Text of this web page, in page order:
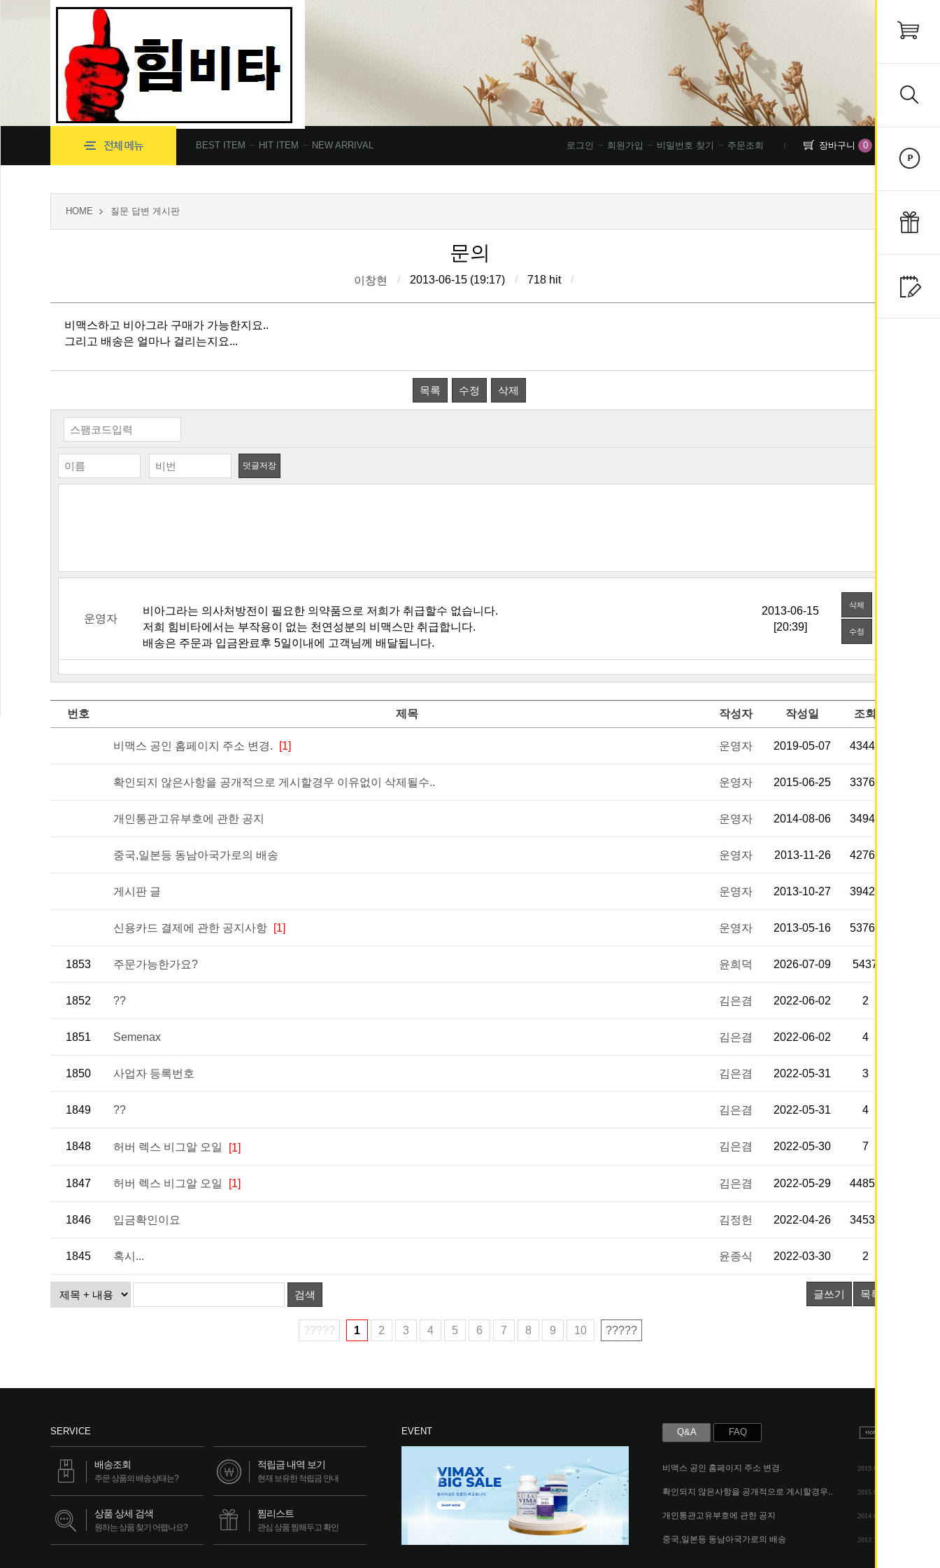
BEST ITEM HIT ITEM NEW ARRIVAL 장바구니 0
주문조회
비밀번호 찾기
회원가입
로그인
HOME 질문 답변 게시판
문의
이창현 / 2013-06-15 (19:17) / 718 hit /
비맥스하고 비아그라 구매가 가능한지요..
그리고 배송은 얼마나 걸리는지요...
목록 수정 삭제
덧글저장
운영자
비아그라는 의사처방전이 필요한 의약품으로 저희가 취급할수 없습니다.
저희 힘비타에서는 부작용이 없는 천연성분의 비맥스만 취급합니다.
배송은 주문과 입금완료후 5일이내에 고객님께 배달됩니다.
[20:39]
삭제
수정
번호 제목 작성자 작성일 조회
비맥스 공인 홈페이지 주소 변경. [1] 운영자 2019-05-07 43441
확인되지 않은사항을 공개적으로 게시할경우 이유없이 삭제될수.. 운영자 2015-06-25 33769
개인통관고유부호에 관한 공지 운영자 2014-08-06 34945
중국,일본등 동남아국가로의 배송 운영자 2013-11-26 42761
게시판 글 운영자 2013-10-27 39427
신용카드 결제에 관한 공지사항 [1] 운영자 2013-05-16 53762
1853 주문가능한가요? 윤희덕 2026-07-09 5437
1852 ?? 김은겸 2022-06-02 2
1851 Semenax 김은겸 2022-06-02 4
1850 사업자 등록번호 김은겸 2022-05-31 3
1849 ?? 김은겸 2022-05-31 4
1848 허버 렉스 비그알 오일 [1] 김은겸 2022-05-30 7
1847 허버 렉스 비그알 오일 [1] 김은겸 2022-05-29 44859
1846 입금확인이요 김정헌 2022-04-26 34531
1845 혹시... 윤종식 2022-03-30 2
검색 글쓰기 목록
????? 1 2 3 4 5 6 7 8 9 10 ?????
SERVICE
배송조회
주문 상품의 배송상태는?
적립금 내역 보기
현재 보유한 적립금 안내
상품 상세 검색
원하는 상품 찾기 어렵나요?
찜리스트
관심 상품 찜해두고 확인
EVENT Q&A FAQ
비맥스 공인 홈페이지 주소 변경. 2019.05.07
확인되지 않은사항을 공개적으로 게시할경우.. 2015.06.25
개인통관고유부호에 관한 공지 2014.08.06
중국,일본등 동남아국가로의 배송 2013.11.26